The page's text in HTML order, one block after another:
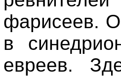
фарисеев.
в
евреев.